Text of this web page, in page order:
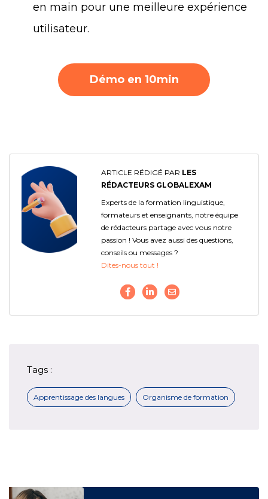
en main pour une meilleure expérience
utilisateur.
Démo en 10min
ARTICLE RÉDIGÉ PAR LES
RÉDACTEURS GLOBALEXAM
Experts de la formation linguistique,
formateurs et enseignants, notre équipe
de rédacteurs partage avec vous notre
passion ! Vous avez aussi des questions,
conseils ou messages ?
Dites-nous tout !
Tags :
Apprentissage des langues Organisme de formation